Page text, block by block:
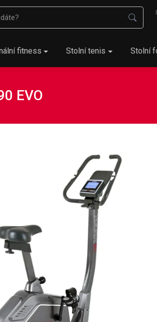
fitness Stolní tenis Stolní
EVO